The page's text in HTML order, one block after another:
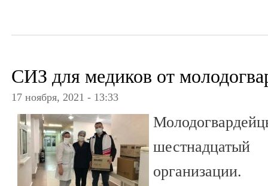
СИЗ для медиков от
17 ноября, 2021 - 13:33